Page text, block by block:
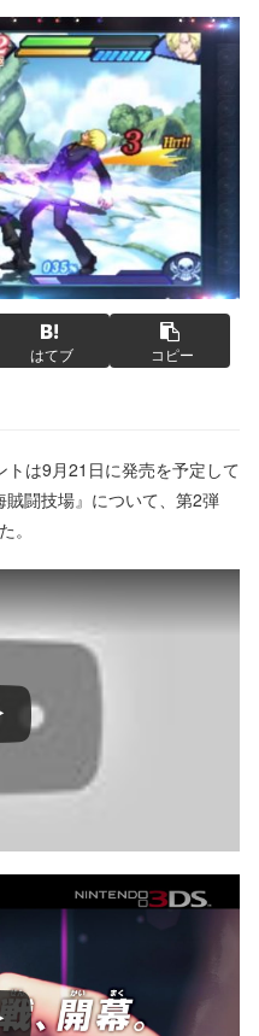
はてブ コピー
は9月21日に発売を予定して
闘技場』について、第2弾
。